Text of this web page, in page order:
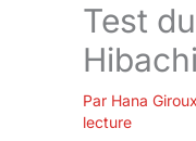
Test
Par Hana Giroux
lecture